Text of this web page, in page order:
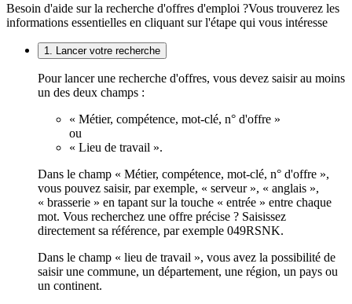
Besoin d'aide sur la recherche d'offres d'emploi ?Vous trouverez les
informations essentielles en cliquant sur l'étape qui vous intéresse
1. Lancer votre recherche
Pour lancer une recherche d'offres, vous devez saisir au moins
un des deux champs :
« Métier, compétence, mot-clé, n° d'offre »
ou
« Lieu de travail ».
Dans le champ « Métier, compétence, mot-clé, n° d'offre »,
vous pouvez saisir, par exemple, « serveur », « anglais »,
« brasserie » en tapant sur la touche « entrée » entre chaque
mot. Vous recherchez une offre précise ? Saisissez
directement sa référence, par exemple 049RSNK.
Dans le champ « lieu de travail », vous avez la possibilité de
saisir une commune, un département, une région, un pays ou
un continent.